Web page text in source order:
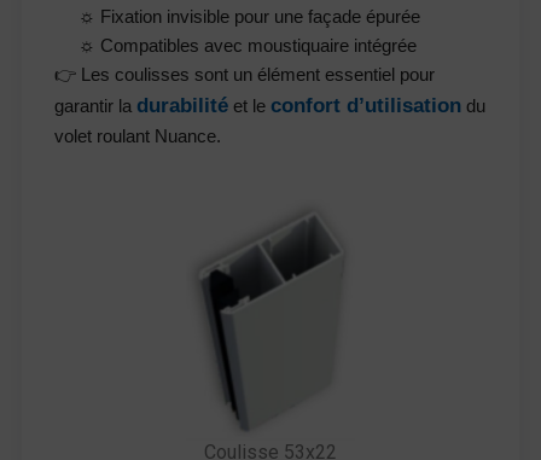
☼ Fixation invisible pour une façade épurée
☼ Compatibles avec moustiquaire intégrée
👉 Les coulisses sont un élément essentiel pour
garantir la durabilité et leconfort d’utilisation du
volet roulant Nuance.
Coulisse 53x22